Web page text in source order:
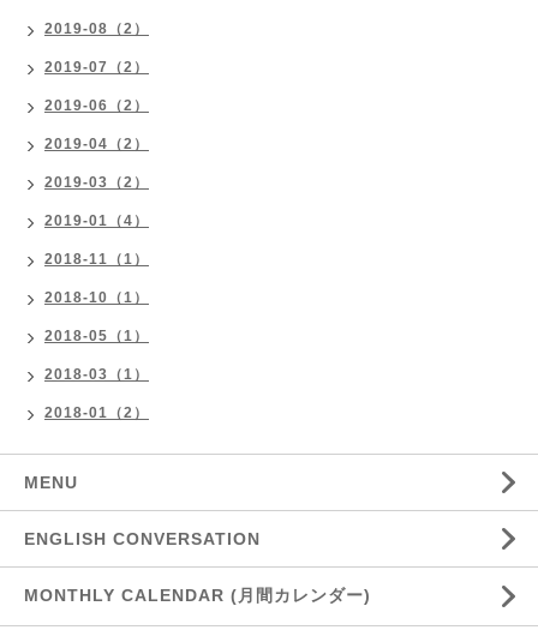
2019-08（2）
2019-07（2）
2019-06（2）
2019-04（2）
2019-03（2）
2019-01（4）
2018-11（1）
2018-10（1）
2018-05（1）
2018-03（1）
2018-01（2）
MENU
ENGLISH CONVERSATION
MONTHLY CALENDAR (月間カレンダー)